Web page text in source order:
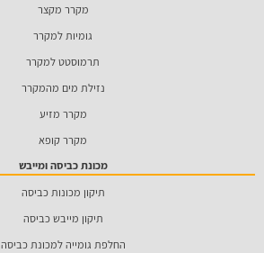
מקרר מקצר
גומיות למקרר
תרמוסטט למקרר
נזילת מים מהמקרר
מקרר מזיע
מקרר קופא
מכונת כביסה ומייבש
תיקון מכונות כביסה
תיקון מייבש כביסה
החלפת גומייה למכונת כביסה